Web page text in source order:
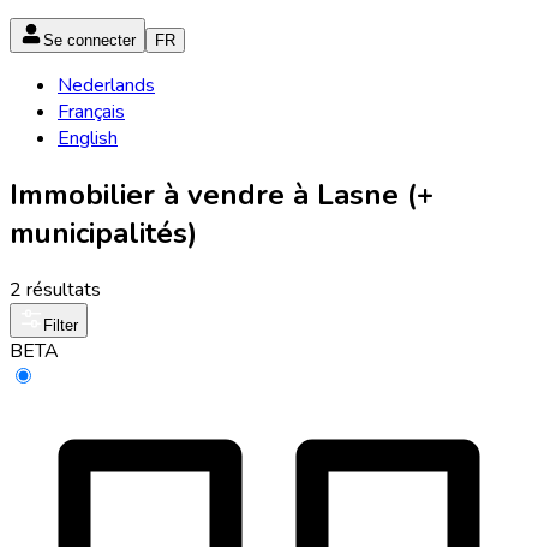
Se connecter FR
Nederlands
Français
English
Immobilier à vendre à Lasne (+
municipalités)
2 résultats
Filter
BETA